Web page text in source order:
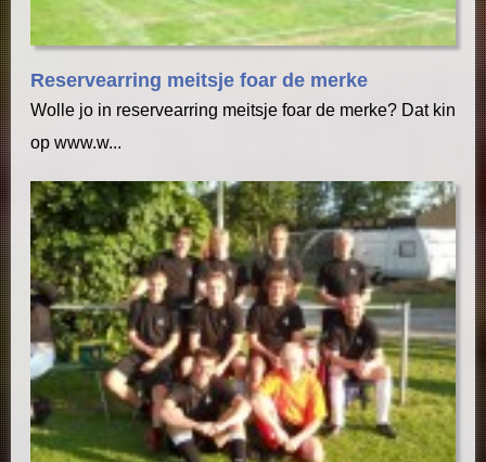
Reservearring meitsje foar de merke
Wolle jo in reservearring meitsje foar de merke? Dat kin
op www.w...